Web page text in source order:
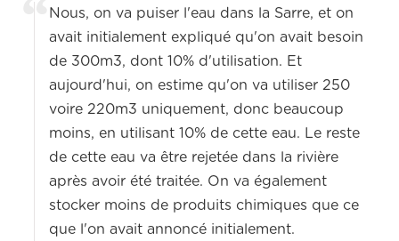
Nous, on va puiser l'eau dans la Sarre, et on
avait initialement expliqué qu'on avait besoin
de 300m3, dont 10% d'utilisation. Et
aujourd'hui, on estime qu'on va utiliser 250
voire 220m3 uniquement, donc beaucoup
moins, en utilisant 10% de cette eau. Le reste
de cette eau va être rejetée dans la rivière
après avoir été traitée. On va également
stocker moins de produits chimiques que ce
que l'on avait annoncé initialement.